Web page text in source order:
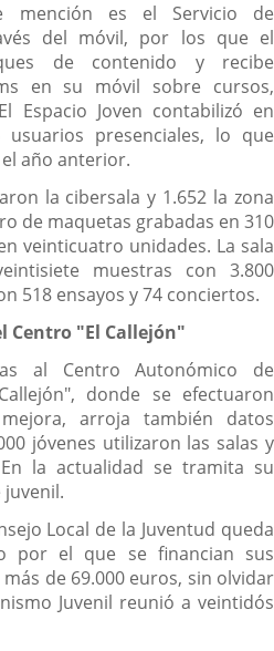
mención es el Servicio de
del móvil, por los que el
de contenido y recibe
en su móvil sobre cursos,
Espacio Joven contabilizó en
presenciales, lo que
el año anterior.
la cibersala y 1.652 la zona
de maquetas grabadas en 310
veinticuatro unidades. La sala
muestras con 3.800
518 ensayos y 74 conciertos.
Centro "El Callejón"
al Centro Autonómico de
donde se efectuaron
arroja también datos
jóvenes utilizaron las salas y
la actualidad se tramita su
Local de la Juventud queda
por el que se financian sus
de 69.000 euros, sin olvidar
Juvenil reunió a veintidós